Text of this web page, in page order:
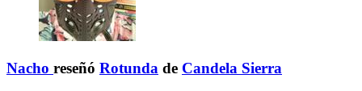
Nacho reseñó Rotunda de Candela Sierra